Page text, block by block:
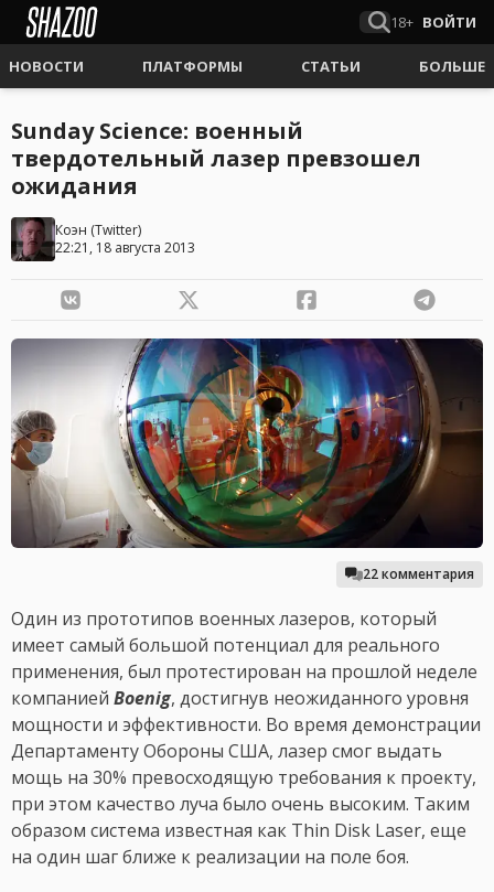
18+ ВОЙТИ
НОВОСТИ ПЛАТФОРМЫ СТАТЬИ БОЛЬШЕ
Sunday Science: военный
твердотельный лазер превзошел
ожидания
Коэн (Twitter)
22:21, 18 августа 2013
22 комментария
Один из прототипов военных лазеров, который
имеет самый большой потенциал для реального
применения, был протестирован на прошлой неделе
компанией Boenig, достигнув неожиданного уровня
мощности и эффективности. Во время демонстрации
Департаменту Обороны США, лазер смог выдать
мощь на 30% превосходящую требования к проекту,
при этом качество луча было очень высоким. Таким
образом система известная как Thin Disk Laser, еще
на один шаг ближе к реализации на поле боя.